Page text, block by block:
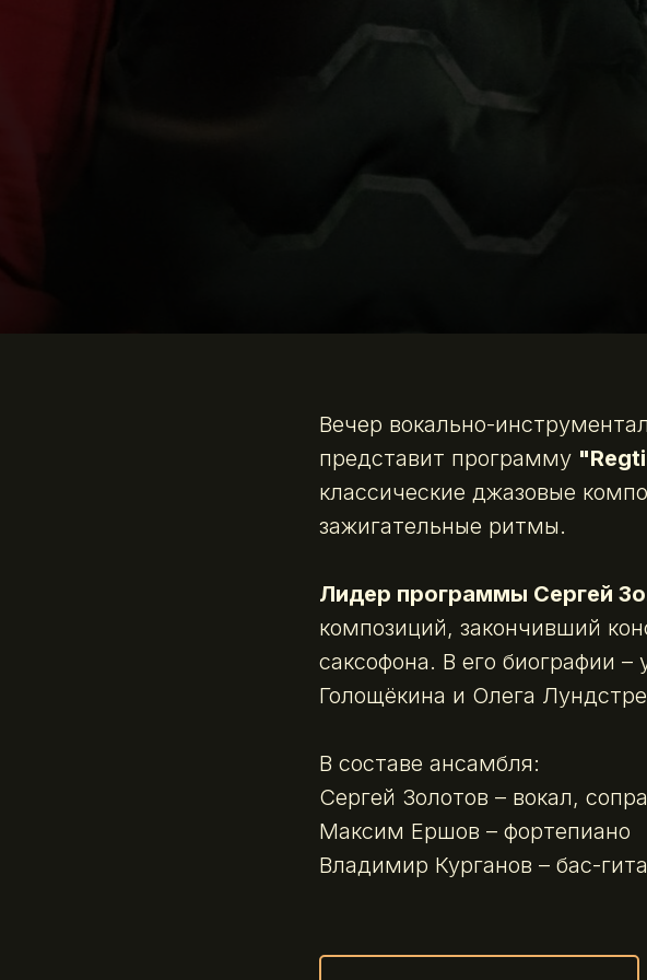
Вечер вокально-
представит программу
классические джазовые
зажигательные ритмы.
Лидер программы Сергей
композиций, закончивший
саксофона. В его биографии
Голощёкина и Олега
В составе ансамбля:
Сергей Золотов – вокал,
Максим Ершов – фортепиано
Владимир Курганов – бас-